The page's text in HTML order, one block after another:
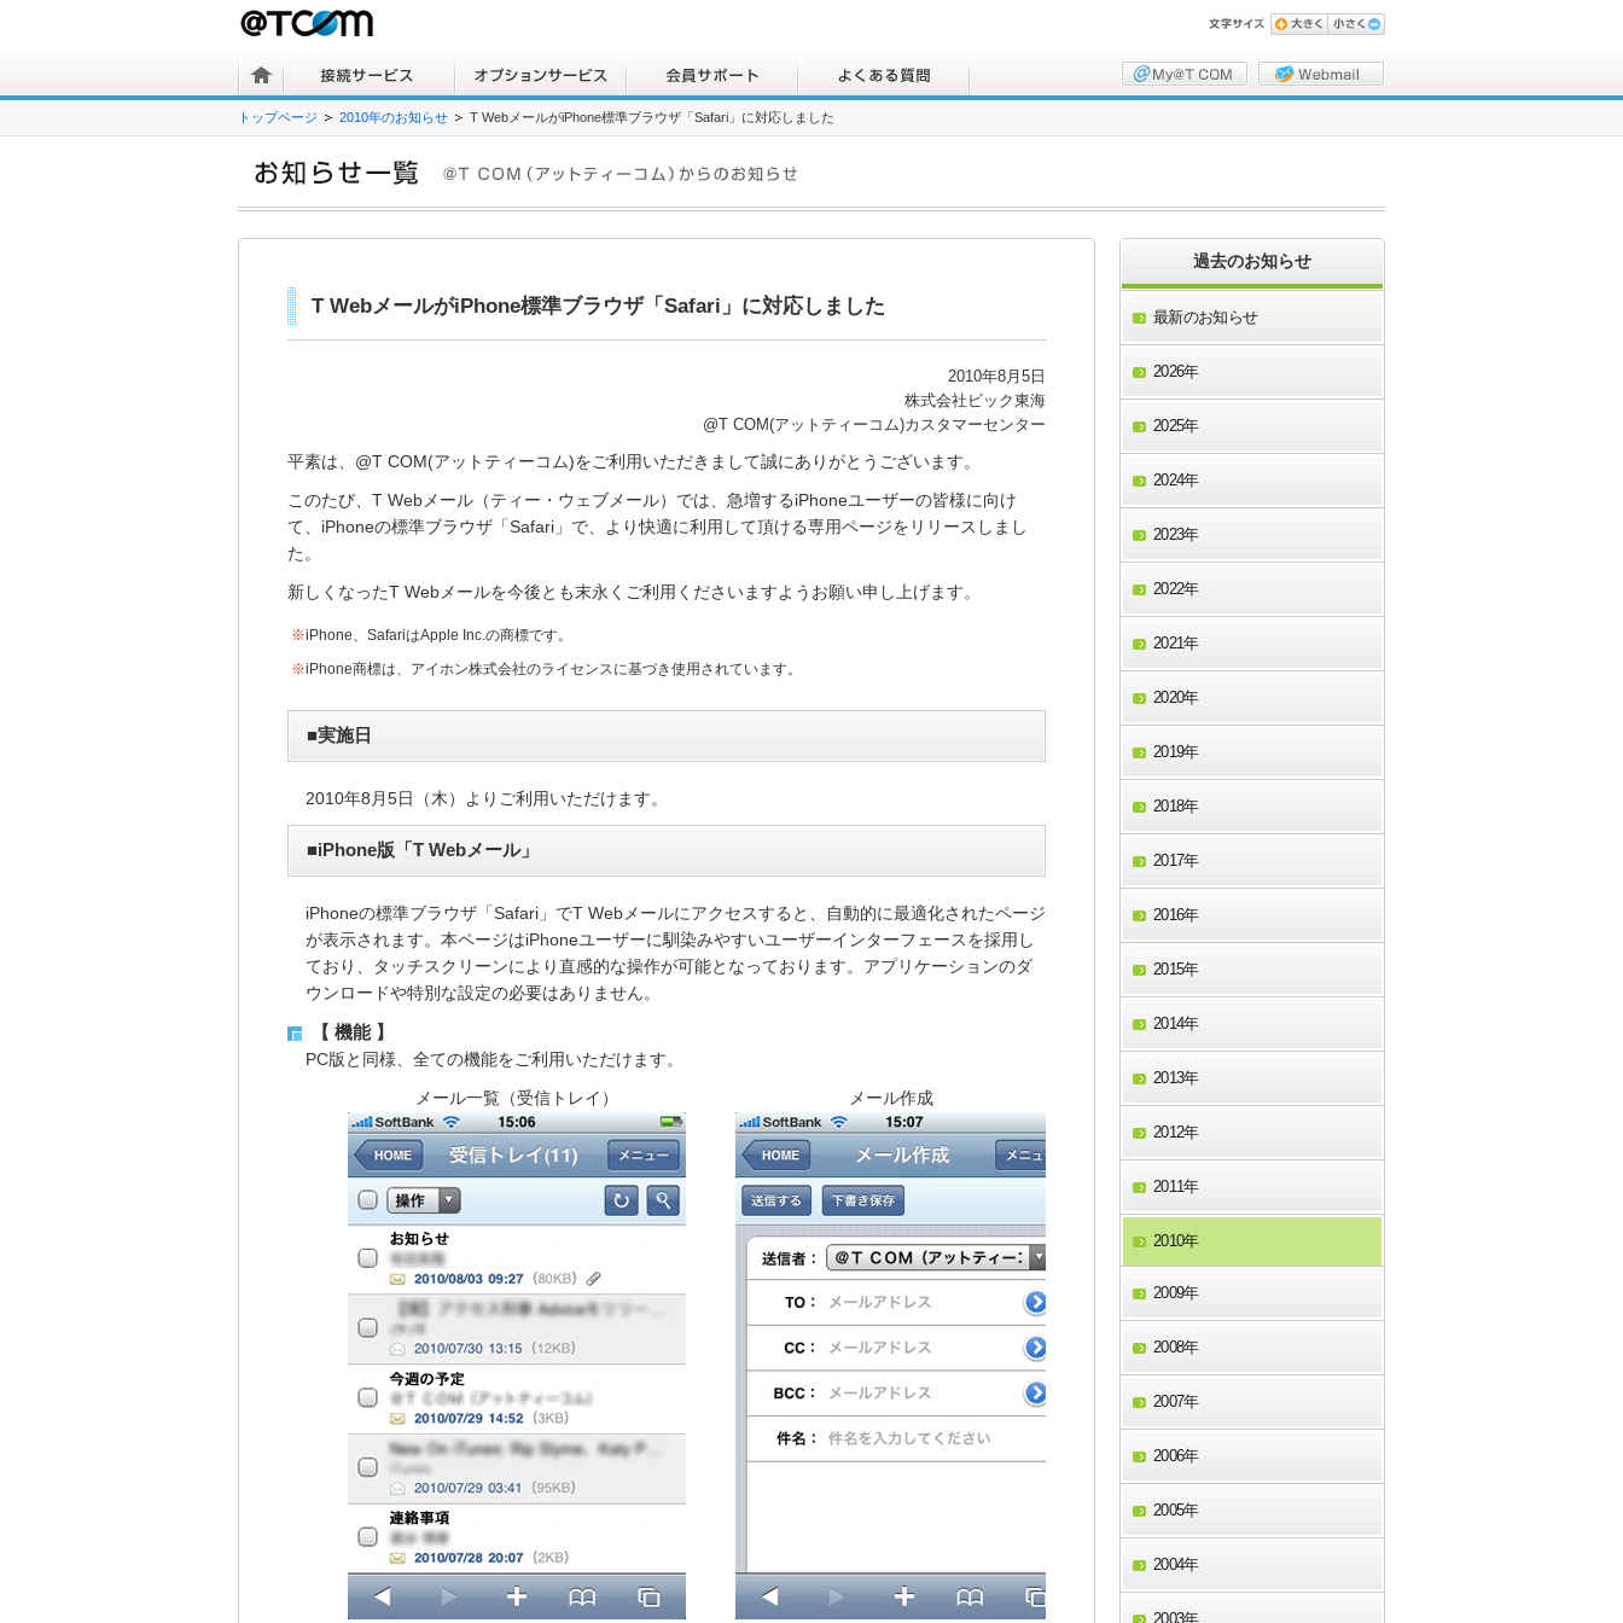
トップページ 2010年のお知らせ T WebメールがiPhone標準ブラウザ「Safari」に対応しました
過去のお知らせ
最新のお知らせ
2026年
2025年
2024年
2023年
2022年
2021年
2020年
2019年
2018年
2017年
2016年
2015年
2014年
2013年
2012年
2011年
2010年
2009年
2008年
2007年
2006年
2005年
2004年
2003年
T WebメールがiPhone標準ブラウザ「Safari」に対応しました
2010年8月5日
株式会社ビック東海
@T COM(アットティーコム)カスタマーセンター
平素は、@T COM(アットティーコム)をご利用いただきまして誠にありがとうございます。
このたび、T Webメール（ティー・ウェブメール）では、急増するiPhoneユーザーの皆様に向け
て、iPhoneの標準ブラウザ「Safari」で、より快適に利用して頂ける専用ページをリリースしまし
た。
新しくなったT Webメールを今後とも末永くご利用くださいますようお願い申し上げます。
※iPhone、SafariはApple Inc.の商標です。
※iPhone商標は、アイホン株式会社のライセンスに基づき使用されています。
■実施日
2010年8月5日（木）よりご利用いただけます。
■iPhone版「T Webメール」
iPhoneの標準ブラウザ「Safari」でT Webメールにアクセスすると、自動的に最適化されたページ
が表示されます。本ページはiPhoneユーザーに馴染みやすいユーザーインターフェースを採用し
ており、タッチスクリーンにより直感的な操作が可能となっております。アプリケーションのダ
ウンロードや特別な設定の必要はありません。
【 機能 】
PC版と同様、全ての機能をご利用いただけます。
メール一覧（受信トレイ） メール作成